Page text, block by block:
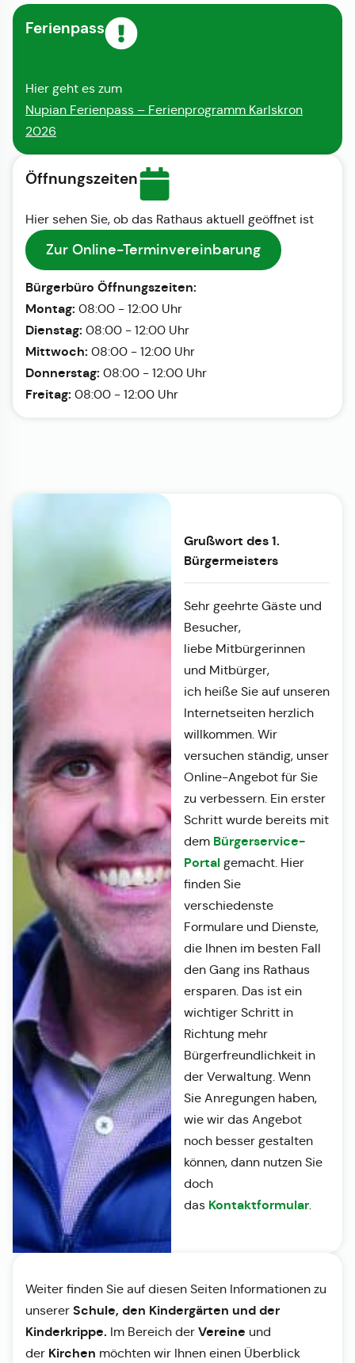
Ferienpass
Hier geht es zum
Nupian Ferienpass – Ferienprogramm Karlskron
2026
Öffnungszeiten
Hier sehen Sie, ob das Rathaus aktuell geöffnet ist
Zur Online-Terminvereinbarung
Bürgerbüro Öffnungszeiten:
Montag: 08:00 - 12:00 Uhr
Dienstag: 08:00 - 12:00 Uhr
Mittwoch: 08:00 - 12:00 Uhr
Donnerstag: 08:00 - 12:00 Uhr
Freitag: 08:00 - 12:00 Uhr
Grußwort des 1.
Bürgermeisters
Sehr geehrte Gäste und
Besucher,
liebe Mitbürgerinnen
und Mitbürger,
ich heiße Sie auf unseren
Internetseiten herzlich
willkommen. Wir
versuchen ständig, unser
Online-Angebot für Sie
zu verbessern. Ein erster
Schritt wurde bereits mit
dem Bürgerservice-
Portalgemacht. Hier
finden Sie
verschiedenste
Formulare und Dienste,
die Ihnen im besten Fall
den Gang ins Rathaus
ersparen. Das ist ein
wichtiger Schritt in
Richtung mehr
Bürgerfreundlichkeit in
der Verwaltung. Wenn
Sie Anregungen haben,
wie wir das Angebot
noch besser gestalten
können, dann nutzen Sie
doch
das Kontaktformular.
Weiter finden Sie auf diesen Seiten Informationen zu
unserer Schule, den Kindergärten und der
Kinderkrippe. Im Bereich der Vereine und
der Kirchen möchten wir Ihnen einen Überblick